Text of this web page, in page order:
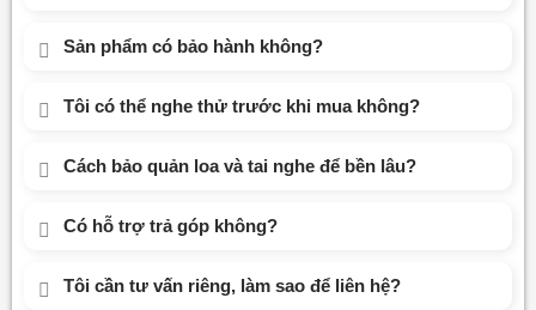
Sản phẩm có bảo hành không?
Tôi có thể nghe thử trước khi mua không?
Cách bảo quản loa và tai nghe để bền lâu?
Có hỗ trợ trả góp không?
Tôi cần tư vấn riêng, làm sao để liên hệ?